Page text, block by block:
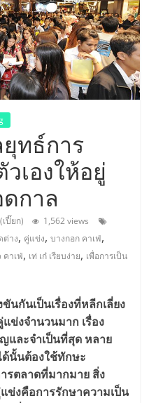
ทธ์การ
เองให้อยู่
กาล
ปี๊ยก)
1,562 views
ต่าง, คู่แข่ง,บางกอก คาเฟ่,
คาเฟ่, เท่ เก๋ เรียบง่าย, เพื่อการเป็น
นกันเป็นเรื่องที่หลีกเลี่ยง
ข่งจำนวนมาก เรื่อง
และจำเป็นที่สุด หลาย
นั้นต้องใช้ทักษะ
รตลาดที่มากมาย สิ่ง
ข่งคือการรักษาความเป็น